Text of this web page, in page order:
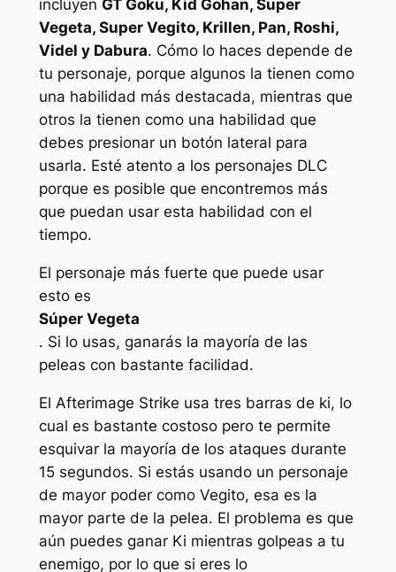
incluyen GT Goku, Kid Gohan, Super
Vegeta, Super Vegito, Krillen, Pan, Roshi,
Videl y Dabura. Cómo lo haces depende de
tu personaje, porque algunos la tienen como
una habilidad más destacada, mientras que
otros la tienen como una habilidad que
debes presionar un botón lateral para
usarla. Esté atento a los personajes DLC
porque es posible que encontremos más
que puedan usar esta habilidad con el
tiempo.
El personaje más fuerte que puede usar
esto es
Súper Vegeta
. Si lo usas, ganarás la mayoría de las
peleas con bastante facilidad.
El Afterimage Strike usa tres barras de ki, lo
cual es bastante costoso pero te permite
esquivar la mayoría de los ataques durante
15 segundos. Si estás usando un personaje
de mayor poder como Vegito, esa es la
mayor parte de la pelea. El problema es que
aún puedes ganar Ki mientras golpeas a tu
enemigo, por lo que si eres lo